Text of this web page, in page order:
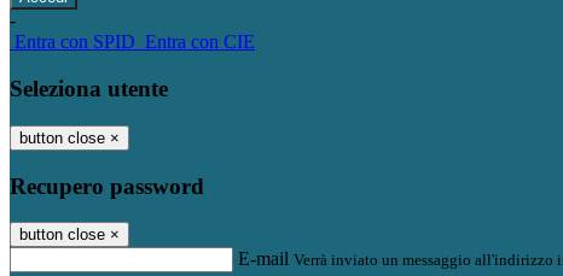
-
Entra con SPID Entra con CIE
Seleziona utente
button close ×
Recupero password
button close ×
E-mail Verrà inviato un messaggio all'indirizzo